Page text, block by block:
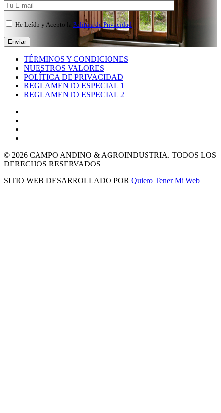
He Leído y Acepto la Política de Privacidad
TÉRMINOS Y CONDICIONES
NUESTROS VALORES
POLÍTICA DE PRIVACIDAD
REGLAMENTO ESPECIAL 1
REGLAMENTO ESPECIAL 2
© 2026 CAMPO ANDINO & AGROINDUSTRIA. TODOS LOS
DERECHOS RESERVADOS
SITIO WEB DESARROLLADO POR Quiero Tener Mi Web